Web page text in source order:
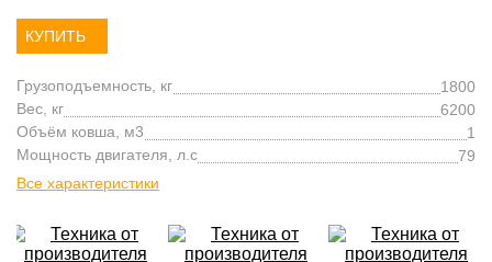
КУПИТЬ
Грузоподъемность, кг
1800
Вес, кг
6200
Объём ковша, м3
1
Мощность двигателя, л.с
79
Все характеристики